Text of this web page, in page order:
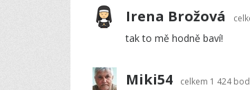
Irena Brožová
tak to mě hodně baví!
Miki54 celkem 1 424